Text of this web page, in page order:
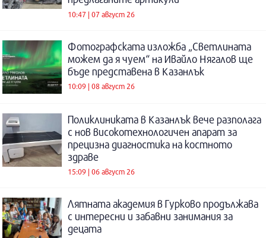
10:47 | 07 август 26
Фотографската изложба „Светлината
можем да я чуем“ на Ивайло Нягалов ще
бъде представена в Казанлък
10:09 | 08 август 26
Поликлиниката в Казанлък вече разполага
с нов високотехнологичен апарат за
прецизна диагностика на костното
здраве
15:09 | 06 август 26
Лятната академия в Гурково продължава
с интересни и забавни занимания за
децата